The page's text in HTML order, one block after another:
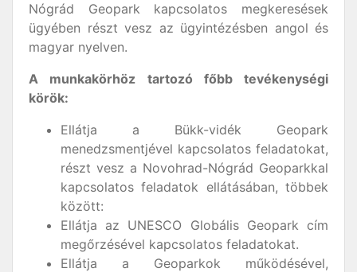
Nógrád Geopark kapcsolatos megkeresések
ügyében részt vesz az ügyintézésben angol és
magyar nyelven.
A munkakörhöz tartozó főbb tevékenységi
körök:
Ellátja a Bükk-vidék Geopark
menedzsmentjével kapcsolatos feladatokat,
részt vesz a Novohrad-Nógrád Geoparkkal
kapcsolatos feladatok ellátásában, többek
között:
Ellátja az UNESCO Globális Geopark cím
megőrzésével kapcsolatos feladatokat.
Ellátja a Geoparkok működésével,